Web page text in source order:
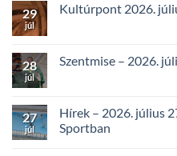
29
júl
Kultúrpont 2026.
28
júl
Szentmise – 2026.
27
júl
Hírek – 2026. július
Sportban